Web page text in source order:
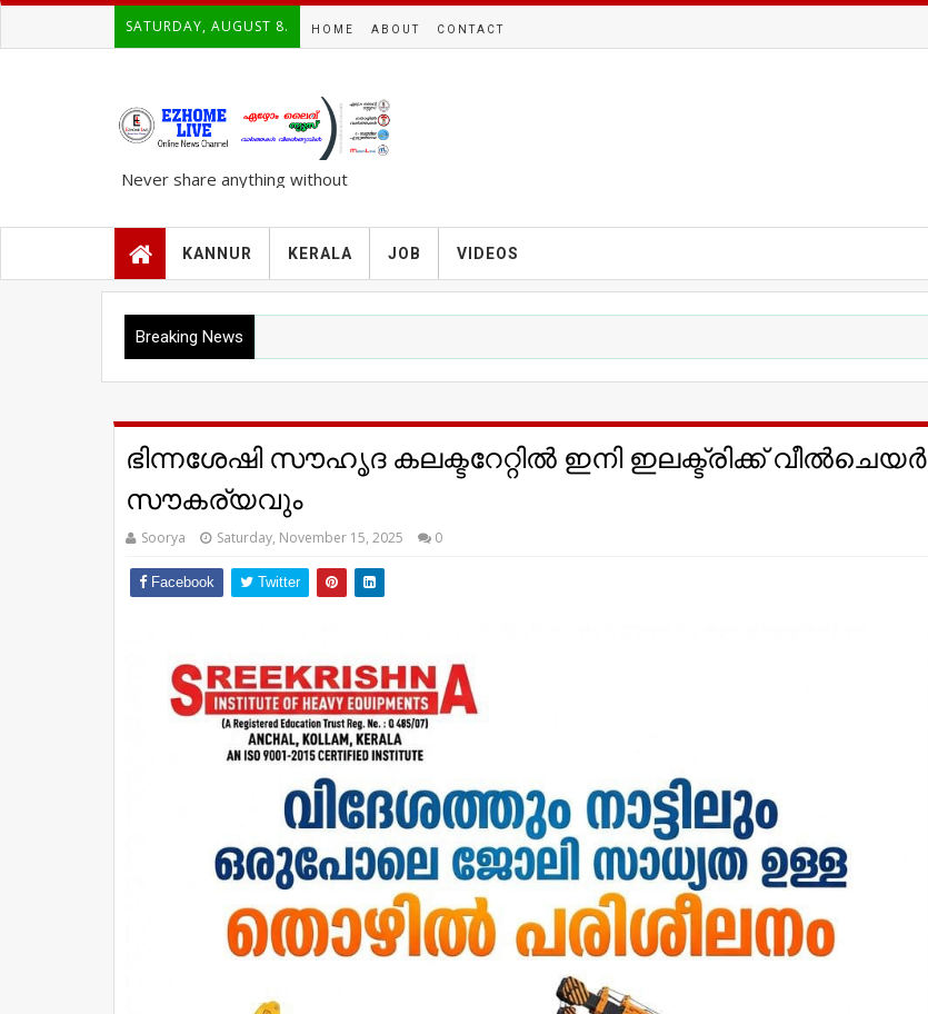
SATURDAY, AUGUST 8. HOME ABOUT CONTACT
Never share anything without
KANNUR KERALA JOB VIDEOS
Breaking News
ഭിന്നശേഷി സൗഹൃദ കലക്ടറേറ്റില്‍ ഇനി ഇലക്ട്രിക്ക് വീല്‍ചെയര്‍
സൗകര്യവും
Soorya Saturday, November 15, 2025 0
Facebook Twitter